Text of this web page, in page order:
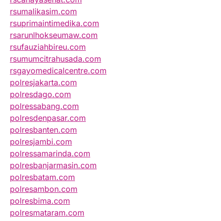
rsumalikasim.com
rsuprimaintimedika.com
rsarunlhokseumaw.com
rsufauziahbireu.com
rsumumcitrahusada.com
rsgayomedicalcentre.com
polresjakarta.com
polresdago.com
polressabang.com
polresdenpasar.com
polresbanten.com
polresjambi.com
polressamarinda.com
polresbanjarmasin.com
polresbatam.com
polresambon.com
polresbima.com
polresmataram.com